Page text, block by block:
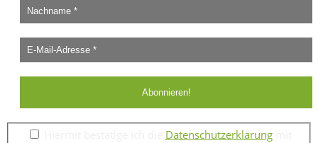
Datenschutzerklärungmit